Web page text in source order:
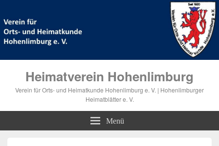
Heimatverein Hohenlimburg
Verein für Orts- und Heimatkunde Hohenlimburg e. V. | Hohenlimburger
Heimatblätter e. V.
Menü